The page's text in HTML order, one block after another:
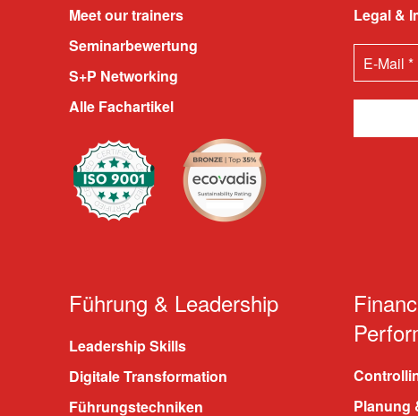
Meet our trainers
Seminarbewertung
S+P Networking
Alle Fachartikel
Legal &
Führung & Leadership
Leadership Skills
Digitale Transformation
Führungstechniken
Planung